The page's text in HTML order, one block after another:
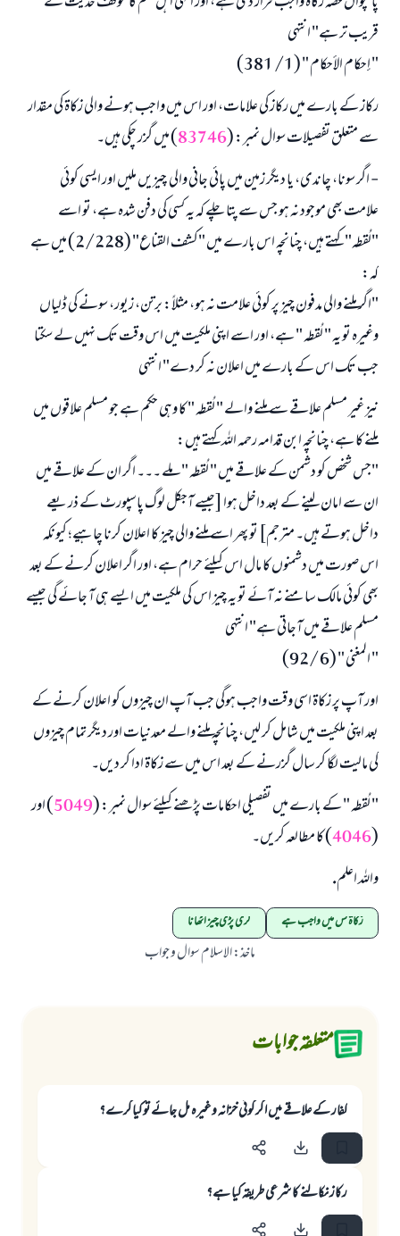
قریب تر ہے" انتہی
" إحكام الأحكام " (1/ 381)
رکاز کے بارے میں رکاز کی علامات، اور اس میں واجب ہونے والی زکاۃ کی مقدار
سے متعلق تفصیلات سوال نمبر: (83746) میں گزر چکی ہیں۔
- اگر سونا، چاندی، یا دیگر زمین میں پائی جانی والی چیزیں ملیں اور ایسی کوئی
علامت بھی موجود نہ ہو جس سے پتا چلے کہ یہ کسی کی دفن شدہ ہے، تو اسے
"لُقطہ" کہتے ہیں، چنانچہ اس بارے میں "کشف القناع" (2/228) میں ہے
کہ:
"اگر ملنے والی مدفون چیز پر کوئی علامت نہ ہو، مثلاً: برتن، زیور، سونے کی ڈلیاں
وغیرہ تو یہ " لُقطہ " ہے، اور اسے اپنی ملکیت میں اس وقت تک نہیں لے سکتا
جب تک اس کے بارے میں اعلان نہ کر دے" انتہی
نیز غیر مسلم علاقے سے ملنے والے " لُقطہ " کا وہی حکم ہے جو مسلم علاقوں میں
ملنے کا ہے، چنانچہ ابن قدامہ رحمہ اللہ کہتے ہیں:
"جس شخص کو دشمن کے علاقے میں " لُقطہ " ملے ۔۔۔ اگر ان کے علاقے میں
ان سے امان لینے کے بعد داخل ہوا [جیسے آجکل لوگ پاسپورٹ کے ذریعے
داخل ہوتے ہیں۔ مترجم] تو پھر اسے ملنے والی چیز کا اعلان کرنا چاہیے؛ کیونکہ
اس صورت میں دشمنوں کا مال اس کیلئے حرام ہے، اور اگر اعلان کرنے کے بعد
بھی کوئی مالک سامنے نہ آئے تو یہ چیز اس کی ملکیت میں ایسے ہی آ جائے گی جیسے
مسلم علاقے میں آجاتی ہے" انتہی
" المغنی " (6 /92)
اور آپ پر زکاۃ اسی وقت واجب ہوگی جب آپ ان چیزوں کو اعلان کرنے کے
بعد اپنی ملکیت میں شامل کر لیں، چنانچہ ملنے والے معدنیات اور دیگر تمام چیزوں
کی مالیت لگا کر سال گزرنے کے بعد اس میں سے زکاۃ ادا کر دیں۔
" لُقطہ " کے بارے میں تفصیلی احکامات پڑھنے کیلئے سوال نمبر: (5049) اور
(
4046) کا مطالعہ کریں۔
واللہ اعلم.
زکاۃ کس میں واجب ہے گری پڑی چيز اٹھانا
ماخذ:الاسلام سوال و جواب
متعلقہ جوابات
کفار کے علاقے میں اگر کوئی خزانہ وغیرہ مل جائے تو کیا کرے؟
رکاز نکالنے کا شرعی طریقہ کیا ہے؟